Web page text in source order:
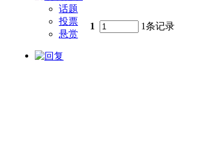
话题
投票
悬赏
1 1条记录